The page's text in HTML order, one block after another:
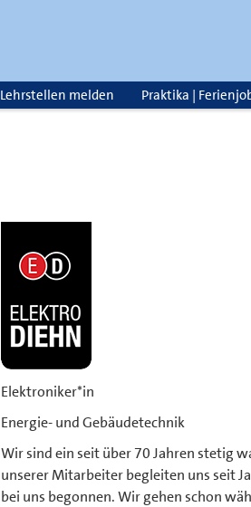
Lehrstellen melden Praktika |
Elektroniker*in
Energie- und Gebäudetechnik
Wir sind ein seit über 70 Jahren stetig
unserer Mitarbeiter begleiten uns seit
bei uns begonnen. Wir gehen schon